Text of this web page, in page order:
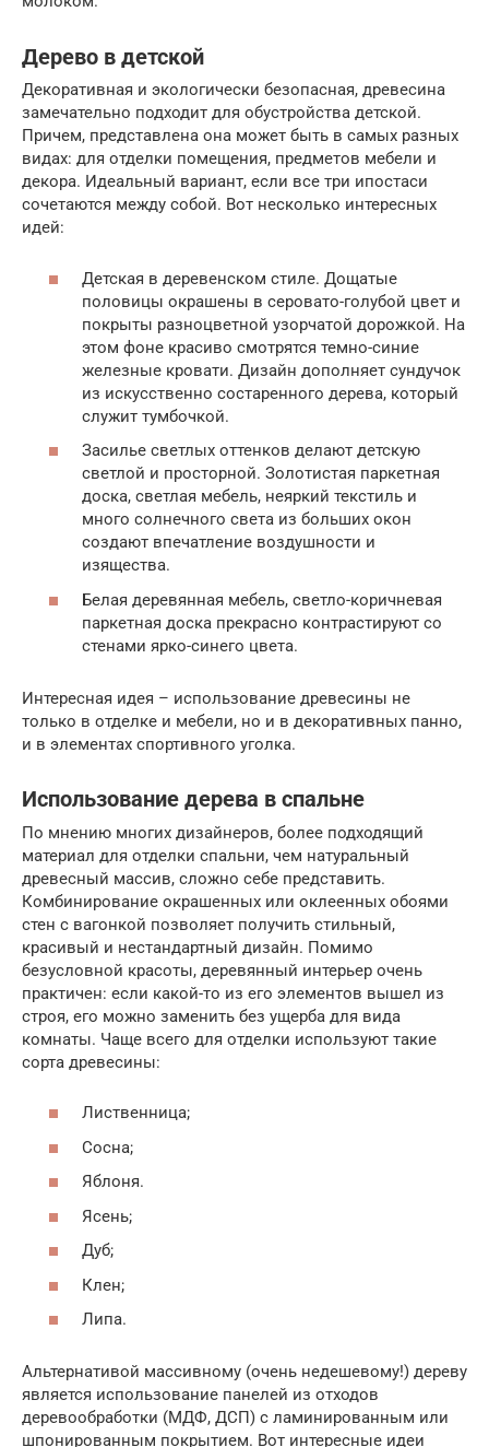
Дерево в детской
Декоративная и экологически безопасная, древесина
замечательно подходит для обустройства детской.
Причем, представлена она может быть в самых разных
видах: для отделки помещения, предметов мебели и
декора. Идеальный вариант, если все три ипостаси
сочетаются между собой. Вот несколько интересных
идей:
Детская в деревенском стиле. Дощатые
половицы окрашены в серовато-голубой цвет и
покрыты разноцветной узорчатой дорожкой. На
этом фоне красиво смотрятся темно-синие
железные кровати. Дизайн дополняет сундучок
из искусственно состаренного дерева, который
служит тумбочкой.
Засилье светлых оттенков делают детскую
светлой и просторной. Золотистая паркетная
доска, светлая мебель, неяркий текстиль и
много солнечного света из больших окон
создают впечатление воздушности и
изящества.
Белая деревянная мебель, светло-коричневая
паркетная доска прекрасно контрастируют со
стенами ярко-синего цвета.
Интересная идея – использование древесины не
только в отделке и мебели, но и в декоративных панно,
и в элементах спортивного уголка.
Использование дерева в спальне
По мнению многих дизайнеров, более подходящий
материал для отделки спальни, чем натуральный
древесный массив, сложно себе представить.
Комбинирование окрашенных или оклеенных обоями
стен с вагонкой позволяет получить стильный,
красивый и нестандартный дизайн. Помимо
безусловной красоты, деревянный интерьер очень
практичен: если какой-то из его элементов вышел из
строя, его можно заменить без ущерба для вида
комнаты. Чаще всего для отделки используют такие
сорта древесины:
Лиственница;
Сосна;
Яблоня.
Ясень;
Дуб;
Клен;
Липа.
Альтернативой массивному (очень недешевому!) дереву
является использование панелей из отходов
деревообработки (МДФ, ДСП) с ламинированным или
шпонированным покрытием. Вот интересные идеи